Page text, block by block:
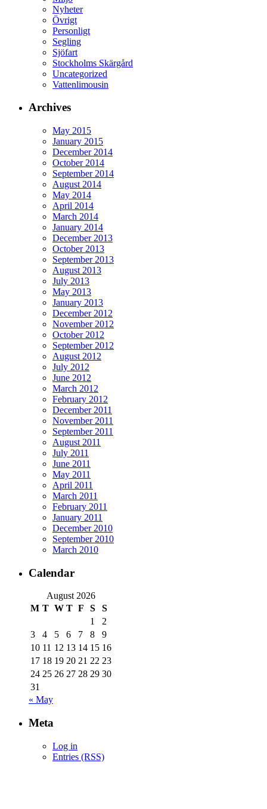
Nyheter
Övrigt
Personligt
Segling
Sjöfart
Stockholms Skärgård
Uncategorized
Vattenlimousin
Archives
May 2015
January 2015
December 2014
October 2014
September 2014
August 2014
May 2014
April 2014
March 2014
January 2014
December 2013
October 2013
September 2013
August 2013
July 2013
May 2013
January 2013
December 2012
November 2012
October 2012
September 2012
August 2012
July 2012
June 2012
March 2012
February 2012
December 2011
November 2011
September 2011
August 2011
July 2011
June 2011
May 2011
April 2011
March 2011
February 2011
January 2011
December 2010
September 2010
March 2010
Calendar
August 2026
M T W T F S
S
1
2
3
4 5 6 7 8
9
10 11 12 13 14 15 16
17 18 19 20 21 22 23
24 25 26 27 28 29 30
31
« May
Meta
Log in
Entries (RSS)